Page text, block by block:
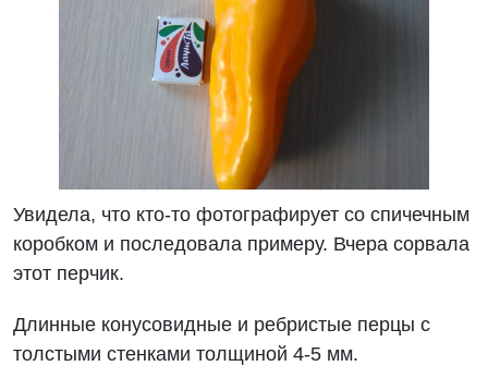
Увидела, что кто-то фотографирует со спичечным
коробком и последовала примеру. Вчера сорвала
этот перчик.
Длинные конусовидные и ребристые перцы с
толстыми стенками толщиной 4-5 мм.